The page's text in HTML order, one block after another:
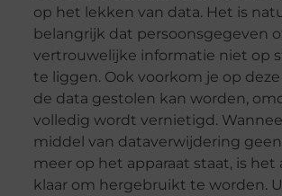
op het lekken van data. Het is
belangrijk dat persoonsgegeven
vertrouwelijke informatie niet op
te liggen. Ook voorkom je op
de data gestolen kan worden,
volledig wordt vernietigd.
middel van dataverwijdering
meer op het apparaat staat, is het
klaar om hergebruikt te worden.